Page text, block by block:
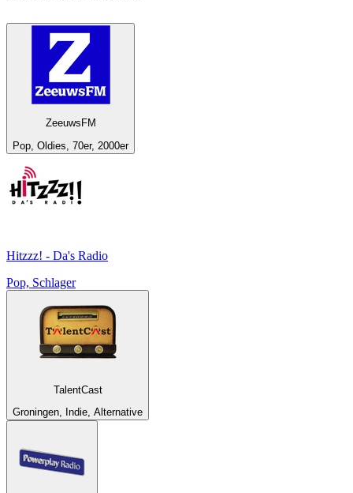
ZeeuwsFM
Pop, Oldies, 70er, 2000er
Hitzzz! - Da's Radio
Pop, Schlager
TalentCast
Groningen, Indie, Alternative